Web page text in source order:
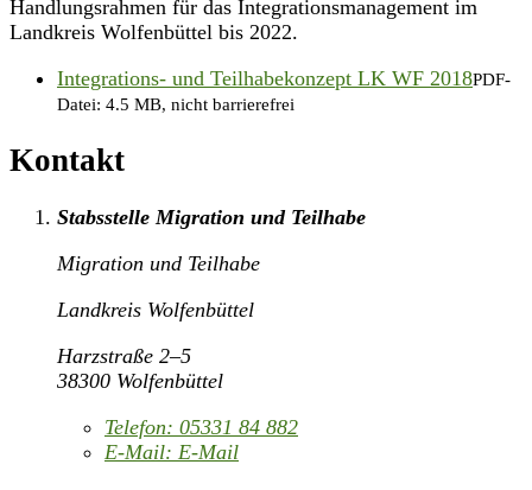
Handlungsrahmen für das Integrationsmanagement im
Landkreis Wolfenbüttel bis 2022.
Integrations- und Teilhabekonzept LK WF 2018PDF-
Datei: 4.5 MB, nicht barrierefrei
Kontakt
Stabsstelle Migration und Teilhabe
Migration und Teilhabe
Landkreis Wolfenbüttel
Harzstraße 2–5
38300 Wolfenbüttel
Telefon: 05331 84 882
E-Mail: E-Mail